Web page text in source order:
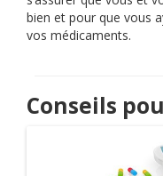
bien et pour que vous
vos médicaments.
Conseils